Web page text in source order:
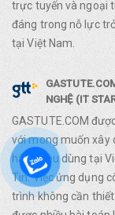
trực tuyến và ngoại
đáng trong nỗ lực
tại Việt Nam.
NGHỆ (IT
GASTUTE.COM
với mong muốn xây
hàng tiêu dùng tại
Tin. Việc ứng dụng
trình không cần